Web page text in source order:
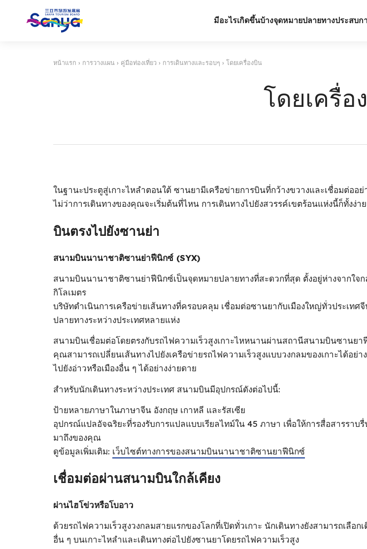
มีอะไรเกิดขึ้นบ้างจุดหมายปลายทางประสบก
หน้าแรก › การวางแผน› คู่มือท่องเที่ยว › การเดินทางและรอบๆ › โดยเครื่องบิน
โดยเครื่อ
ในฐานะประตูสู่เกาะไหลําตอนใต้ ซานยามีเครือข่ายการบินที่กว้างขวางและเชื่อมต่ออย่
ไม่ว่าการเดินทางของคุณจะเริ่มต้นที่ไหน การเดินทางไปยังสวรรค์เขตร้อนแห่งนี้ก็ทั้งง่า
บินตรงไปยังซานย่า
สนามบินนานาชาติซานย่าฟีนิกซ์ (SYX)
สนามบินนานาชาติซานย่าฟีนิกซ์เป็นจุดหมายปลายทางที่สะดวกที่สุด ตั้งอยู่ห่างจากใจกล
กิโลเมตร
บริษัทดําเนินการเครือข่ายเส้นทางที่ครอบคลุม เชื่อมต่อซานยากับเมืองใหญ่ทั่วประเทศ
ปลายทางระหว่างประเทศหลายแห่ง
สนามบินเชื่อมต่อโดยตรงกับรถไฟความเร็วสูงเกาะไหหนานผ่านสถานีสนามบินซานยา
คุณสามารถเปลี่ยนเส้นทางไปยังเครือข่ายรถไฟความเร็วสูงแบบวงกลมของเกาะได้อย่า
ไปยังอ่าวหรือเมืองอื่น ๆ ได้อย่างง่ายดาย
สําหรับนักเดินทางระหว่างประเทศ สนามบินมีอุปกรณ์ดังต่อไปนี้:
ป้ายหลายภาษาในภาษาจีน อังกฤษ เกาหลี และรัสเซีย
อุปกรณ์แปลอัจฉริยะที่รองรับการแปลแบบเรียลไทม์ใน 45 ภาษา เพื่อให้การสื่อสารราบ
มาถึงของคุณ
ดูข้อมูลเพิ่มเติม: เว็บไซต์ทางการของสนามบินนานาชาติซานยาฟีนิกซ์
เชื่อมต่อผ่านสนามบินใกล้เคียง
ผ่านไฮโข่วหรือโบอาว
ด้วยรถไฟความเร็วสูงวงกลมสายแรกของโลกที่เปิดทั่วเกาะ นักเดินทางยังสามารถเลือก
อื่น ๆ บนเกาะไหลําและเดินทางต่อไปยังซานยาโดยรถไฟความเร็วสูง